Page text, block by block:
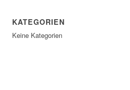
KATEGORIEN
Keine Kategorien